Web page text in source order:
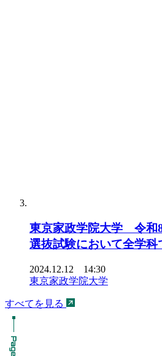
東京家政学院大学 令和
選抜試験において全学科
2024.12.12 14:30
東京家政学院大学
すべてを見る